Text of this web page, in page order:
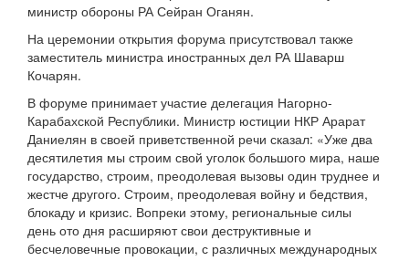
министр обороны РА Сейран Оганян.
На церемонии открытия форума присутствовал также
заместитель министра иностранных дел РА Шаварш
Кочарян.
В форуме принимает участие делегация Нагорно-
Карабахской Республики. Министр юстиции НКР Арарат
Даниелян в своей приветственной речи сказал: «Уже два
десятилетия мы строим свой уголок большого мира, наше
государство, строим, преодолевая вызовы один труднее и
жестче другого. Строим, преодолевая войну и бедствия,
блокаду и кризис. Вопреки этому, региональные силы
день ото дня расширяют свои деструктивные и
бесчеловечные провокации, с различных международных